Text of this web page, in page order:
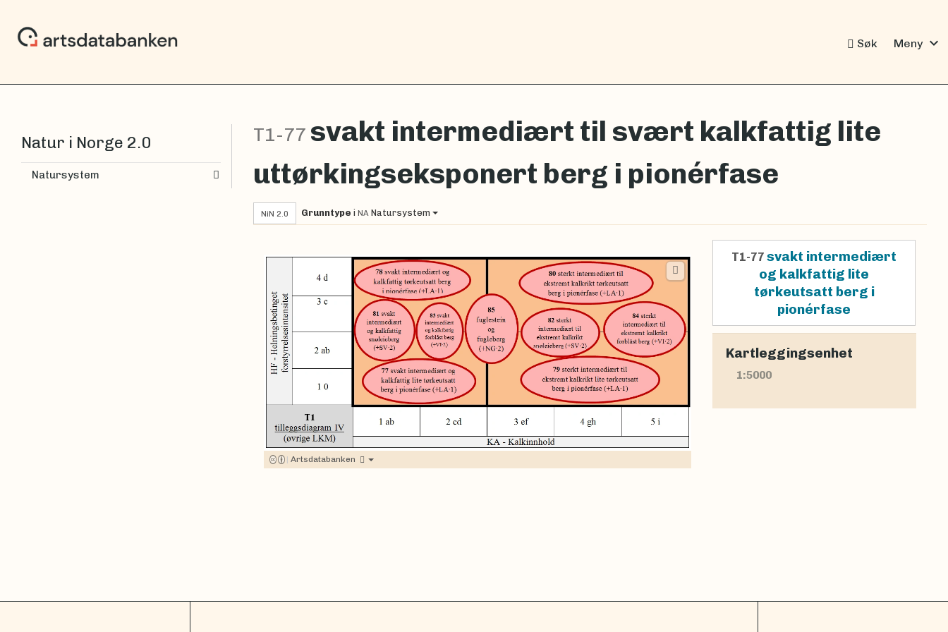
Søk Meny expand_more
T1-77 svakt intermediært til svært kalkfattig lite
uttørkingseksponert berg i pionérfase
NiN 2.0 Grunntype i NA Natursystem
| Artsdatabanken
T1-77svakt intermediært
og kalkfattig lite
tørkeutsatt berg i
pionérfase
Kartleggingsenhet
1:5000
Natur i Norge 2.0
Natursystem